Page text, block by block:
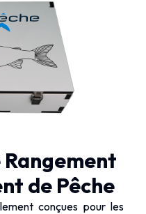
de Pêche
conçues pour les